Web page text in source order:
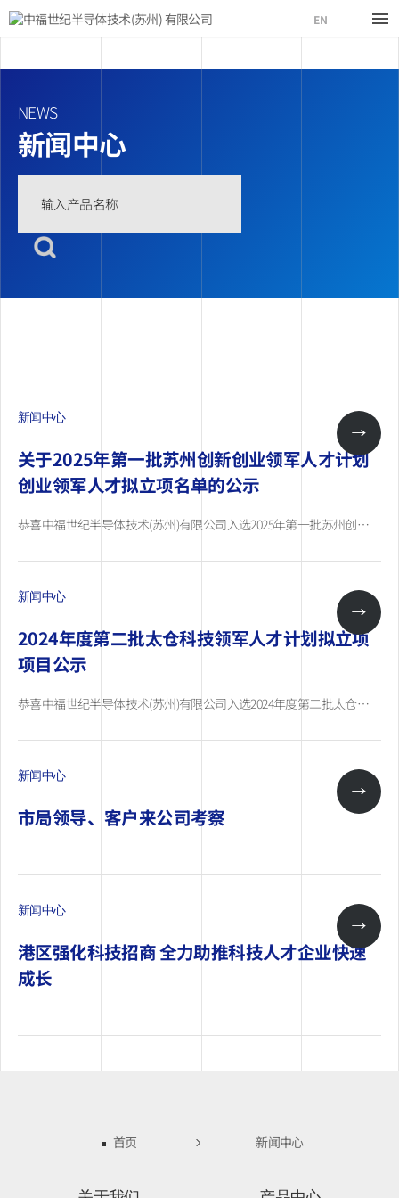
EN
NEWS
新闻中心
新闻中心
关于2025年第一批苏州创新创业领军人才计划
创业领军人才拟立项名单的公示
恭喜中福世纪半导体技术(苏州)有限公司入选2025年第一批苏州创新创业领军人才计划创业领军人才拟立项名单！
新闻中心
2024年度第二批太仓科技领军人才计划拟立项
项目公示
恭喜中福世纪半导体技术(苏州)有限公司入选2024年度第二批太仓科技领军人才计划拟立项项目清单！
新闻中心
市局领导、客户来公司考察
新闻中心
港区强化科技招商 全力助推科技人才企业快速
成长
首页 新闻中心